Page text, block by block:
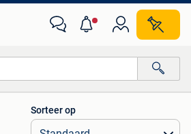
Alle afstanden…
Sorteer op